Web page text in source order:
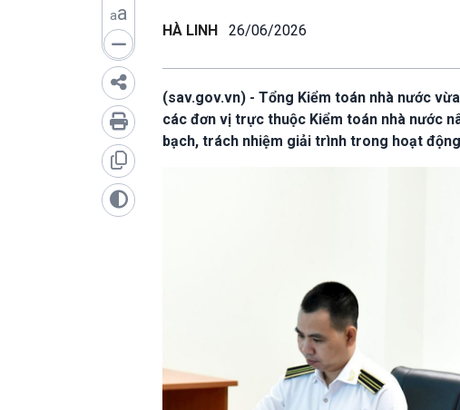
aa
HÀ LINH 26/06/2026
(sav.gov.vn) - Tổng Kiểm toán nhà nước
các đơn vị trực thuộc Kiểm toán nhà nước
bạch, trách nhiệm giải trình trong hoạt